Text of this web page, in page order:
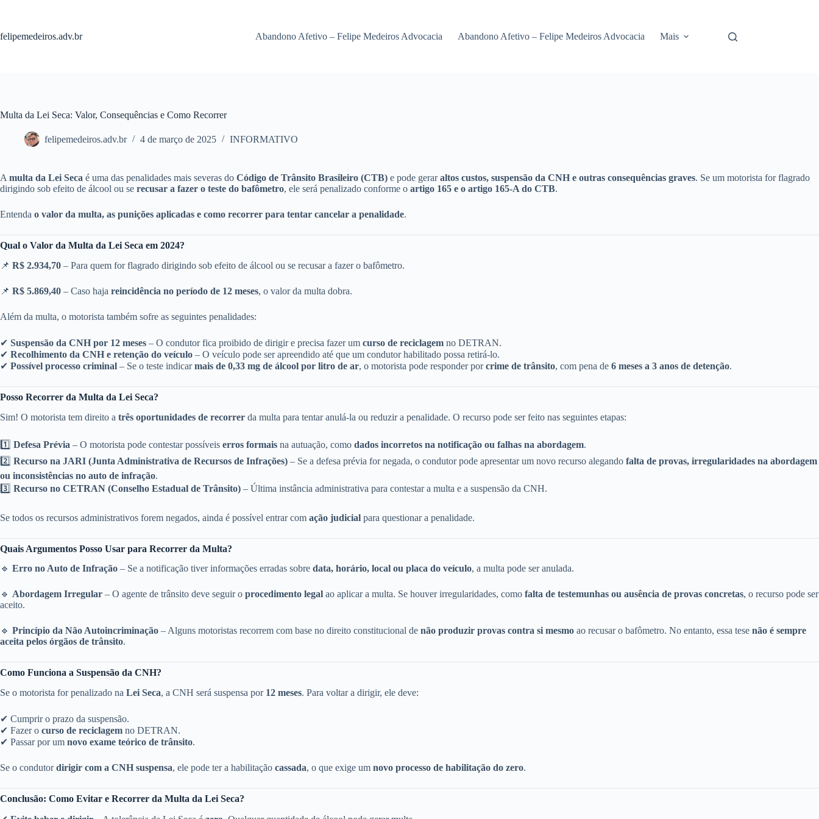
conteúdo
felipemedeiros.adv.br Abandono Afetivo – Felipe Medeiros Advocacia Abandono Afetivo – Felipe Medeiros Advocacia Mais
Multa da Lei Seca: Valor, Consequências e Como Recorrer
felipemedeiros.adv.br 4 de março de 2025 INFORMATIVO
A multa da Lei Seca é uma das penalidades mais severas do Código de Trânsito Brasileiro (CTB) e pode geraraltos custos, suspensão da CNH e outras consequências graves. Se um motorista for flagrado
dirigindo sob efeito de álcool ou se recusar a fazer o teste do bafômetro, ele será penalizado conforme o artigo 165 e o artigo 165-A do CTB.
Entenda o valor da multa, as punições aplicadas e como recorrer para tentar cancelar a penalidade.
Qual o Valor da Multa da Lei Seca em 2024?
📌 R$ 2.934,70 – Para quem for flagrado dirigindo sob efeito de álcool ou se recusar a fazer o bafômetro.
📌 R$ 5.869,40 – Caso haja reincidência no período de 12 meses, o valor da multa dobra.
Além da multa, o motorista também sofre as seguintes penalidades:
✔ Suspensão da CNH por 12 meses – O condutor fica proibido de dirigir e precisa fazer um curso de reciclagem no DETRAN.
✔ Recolhimento da CNH e retenção do veículo – O veículo pode ser apreendido até que um condutor habilitado possa retirá-lo.
✔ Possível processo criminal – Se o teste indicarmais de 0,33 mg de álcool por litro de ar, o motorista pode responder porcrime de trânsito, com pena de 6 meses a 3 anos de detenção.
Posso Recorrer da Multa da Lei Seca?
Sim! O motorista tem direito a três oportunidades de recorrer da multa para tentar anulá-la ou reduzir a penalidade. O recurso pode ser feito nas seguintes etapas:
1️⃣ Defesa Prévia – O motorista pode contestar possíveis erros formais na autuação, como dados incorretos na notificação ou falhas na abordagem.
2️⃣ Recurso na JARI (Junta Administrativa de Recursos de Infrações) – Se a defesa prévia for negada, o condutor pode apresentar um novo recurso alegando falta de provas, irregularidades na abordagem
ou inconsistências no auto de infração.
3️⃣ Recurso no CETRAN (Conselho Estadual de Trânsito) – Última instância administrativa para contestar a multa e a suspensão da CNH.
Se todos os recursos administrativos forem negados, ainda é possível entrar com ação judicial para questionar a penalidade.
Quais Argumentos Posso Usar para Recorrer da Multa?
🔹 Erro no Auto de Infração – Se a notificação tiver informações erradas sobre data, horário, local ou placa do veículo, a multa pode ser anulada.
🔹 Abordagem Irregular – O agente de trânsito deve seguir o procedimento legal ao aplicar a multa. Se houver irregularidades, como falta de testemunhas ou ausência de provas concretas, o recurso pode ser
aceito.
🔹 Princípio da Não Autoincriminação – Alguns motoristas recorrem com base no direito constitucional de não produzir provas contra si mesmo ao recusar o bafômetro. No entanto, essa tese não é sempre
aceita pelos órgãos de trânsito.
Como Funciona a Suspensão da CNH?
Se o motorista for penalizado na Lei Seca, a CNH será suspensa por 12 meses. Para voltar a dirigir, ele deve:
✔ Cumprir o prazo da suspensão.
✔ Fazer o curso de reciclagem no DETRAN.
✔ Passar por um novo exame teórico de trânsito.
Se o condutordirigir com a CNH suspensa, ele pode ter a habilitação cassada, o que exige um novo processo de habilitação do zero.
Conclusão: Como Evitar e Recorrer da Multa da Lei Seca?